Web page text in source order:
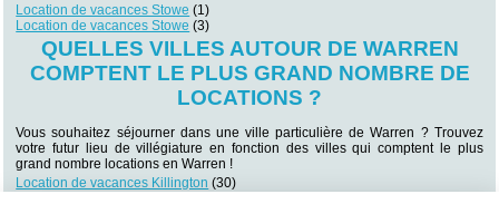
Location de vacances Stowe (1)
Location de vacances Stowe (3)
QUELLES VILLES AUTOUR DE WARREN
COMPTENT LE PLUS GRAND NOMBRE DE
LOCATIONS ?
Vous souhaitez séjourner dans une ville particulière de Warren ? Trouvez
votre futur lieu de villégiature en fonction des villes qui comptent le plus
grand nombre locations en Warren !
Location de vacances Killington (30)